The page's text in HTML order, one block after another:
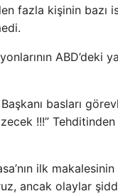
fazla kişinin bazı
ABD’deki
basları
!!!” Tehditinden
ilk
ancak olaylar